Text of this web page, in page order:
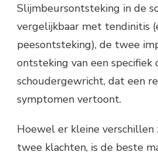
Slijmbeursontsteking in de
vergelijkbaar met tendinitis
peesontsteking), de twee
ontsteking van een
schoudergewricht, dat een
symptomen vertoont.
Hoewel er kleine verschillen
twee klachten, is de beste